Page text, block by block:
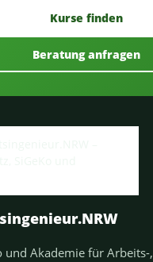
Kurse finden
Beratung anfragen
und Akademie für Arbeits-,